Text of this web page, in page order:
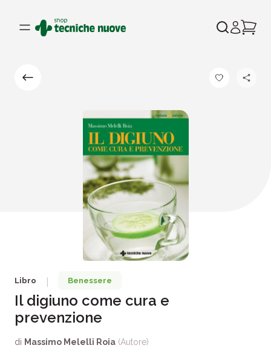
Libro Benessere
Il digiuno come cura e
prevenzione
di Massimo Melelli Roia (Autore)